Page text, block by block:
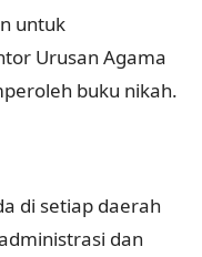
untuk
Urusan Agama
buku nikah.
di setiap daerah
dan